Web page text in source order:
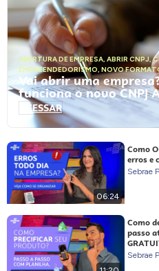
ABERTURA DE EMPRESA, ABRIR CNPJ,
EMPREENDEDORISMO, NOVO
Vai abrir uma
funciona o novo CNPJ
ACESSAR
06:24
Como
erros e
Sebrae
Como
passo
Sebrae